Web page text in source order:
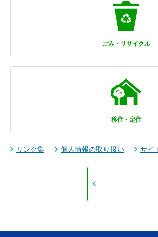
ごみ・リサイクル
移住・定住
リンク集 個人情報の取り扱い サイ